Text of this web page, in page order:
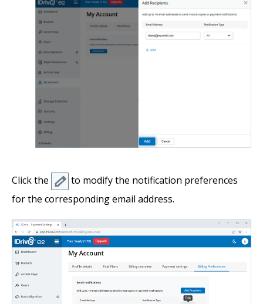
Click the
to modify the notification preferences
for the corresponding email address.